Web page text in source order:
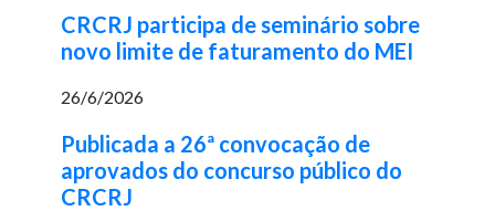
CRCRJ participa de seminário sobre
novo limite de faturamento do MEI
26/6/2026
Publicada a 26ª convocação de
aprovados do concurso público do
CRCRJ